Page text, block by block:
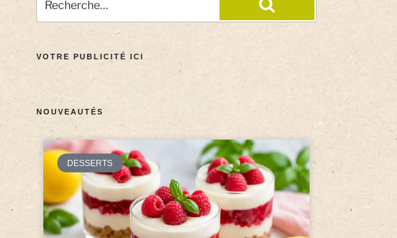
VOTRE PUBLICITÉ ICI
NOUVEAUTÉS
DESSERTS